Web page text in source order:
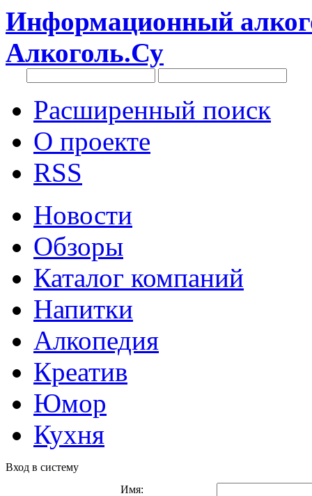
Информационный
Алкоголь.Су
Расширенный поиск
О проекте
RSS
Новости
Обзоры
Каталог компаний
Напитки
Алкопедия
Креатив
Юмор
Кухня
Вход в систему
Имя: